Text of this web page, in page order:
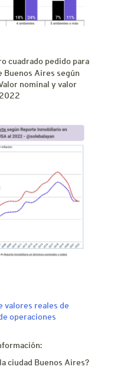
cuadrado pedido para
Buenos Aires según
nominal y valor
valores reales de
operaciones
ciudad Buenos Aires?